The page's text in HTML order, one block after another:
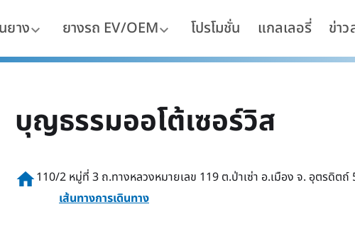
ยาง ยางรถ EV/OEM โปรโมชั่น แกลเลอรี่ ข่า
บุญธรรมออโต้เซอร์วิส
home110/2 หมู่ที่ 3 ถ.ทางหลวงหมายเลข 119 ต.ป่าเซ่า อ.เมือง จ. อุตรดิตถ์
เส้นทางการเดินทาง